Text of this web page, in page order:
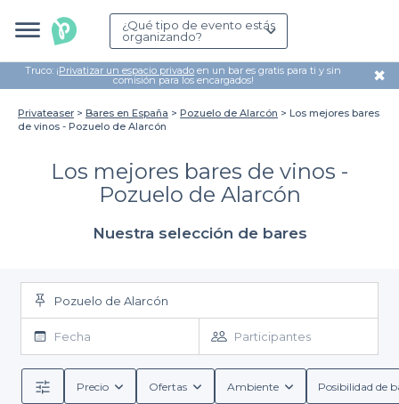
¿Qué tipo de evento estás
organizando?
Truco: ¡Privatizar un espacio privado en un bar es gratis para ti y sin
comisión para los encargados! ✖
Privateaser Bares en España Pozuelo de Alarcón
Los mejores bares
de vinos - Pozuelo de Alarcón
Los mejores bares de vinos -
Pozuelo de Alarcón
Nuestra selección de bares
Pozuelo de Alarcón
Fecha Participantes
Precio Ofertas Ambiente Posibilidad de